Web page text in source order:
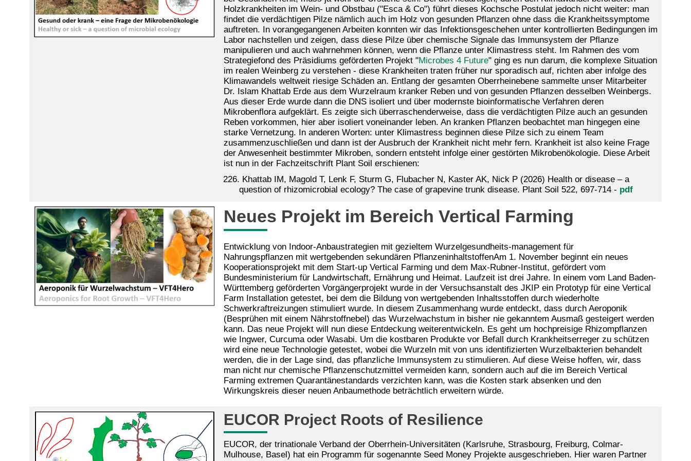
Holzkrankheiten im Wein- und Obstbau ("Esca & Co") führt dieses Kochsche Postulat jedoch nicht weiter: man
findet die verdächtigen Pilze nämlich auch im Holz von gesunden Pflanzen ohne dass die Krankheitssymptome
auftreten. In vorangegangenen Arbeiten konnten wir das Infektionsgeschehen unter kontrollierten Bedingungen im
Labor nachstellen und zeigen, dass diese Pilze über chemische Signale das Immunsystem der Pflanze
manipulieren und auch wahrnehmen können, wenn die Pflanze unter Klimastress steht. Im Rahmen des vom
Strategiefond des Präsidiums geförderten Projekt "Microbes 4 Future" ging es nun darum, die komplexe Situation
im realen Weinberg zu verstehen - diese Krankheiten traten früher nur sporadisch auf, richten aber infolge des
Klimawandels weltweit riesige Schäden an. Entlang der gesamten Oberrheinebene sammelte unser Mitarbeiter
Dr. Islam Khattab Erde aus dem Wurzelraum kranker Reben und von gesunden Pflanzen desselben Weinbergs.
Aus dieser Erde wurde dann die DNS isoliert und über modernste bioinformatische Verfahren deren
Mikrobenflora aufgeklärt. Es zeigte sich überraschenderweise, dass die verdächtigten Pilze auch an gesunden
Reben vorkommen, hier aber isoliert voneinander leben. An kranken Pflanzen beobachtet man hingegen eine
starke Vernetzung. In anderen Worten: unter Klimastress beginnen diese Pilze sich zu einem Team
zusammenzuschließen und dann ist der Ausbruch der Krankheit nicht mehr fern. Krankheit ist also keine Frage
der Anwesenheit bestimmter Mikroben, sondern entsteht infolge einer gestörten Mikrobenökologie. Diese Arbeit
ist nun in der Fachzeitschrift Plant Soil erschienen:
226. Khattab IM, Magold T, Lenk F, Sturm G, Flubacher N, Kaster AK, Nick P (2026) Health or disease – a
question of rhizomicrobial ecology? The case of grapevine trunk disease. Plant Soil 522, 697-714- pdf
Neues Projekt im Bereich Vertical Farming
Entwicklung von Indoor-Anbaustrategien mit gezieltem Wurzelgesundheits-management für
Nahrungspflanzen mit wertgebenden sekundären PflanzeninhaltstoffenAm 1. November beginnt ein neues
Kooperationsprojekt mit dem Start-up Vertical Farming und dem Max-Rubner-Institut, gefördert vom
Bundesministerium für Landwirtschaft, Ernährung und Heimat. Laufzeit ist drei Jahre. In einem vom Land Baden-
Württemberg geförderten Vorgängerprojekt wurde in der Versuchsanstalt des JKIP ein Prototyp für eine Vertical
Farm Installation getestet, bei dem die Bildung von wertgebenden Inhaltsstoffen durch wiederholte
Schwerkraftreizungen stimuliert wurde. In diesem Zusammenhang wurde entdeckt, dass durch Aeroponik
(Besprühen mit einem Nährstoffnebel) das Wurzelwachstum in bisher nie gekanntem Ausmaß gesteigert werden
kann. Das neue Projekt will nun diese Entdeckung weiterentwickeln. Es geht um hochpreisige Rhizompflanzen
wie Ingwer, Curcuma oder Wasabi. Um die kostbaren Produkte vor Befall durch Krankheitserreger zu schützen
wird eine neue Technologie getestet, wobei die Wurzeln mit von uns identifizierten Wurzelbakterien behandelt
werden, die in der Lage sind, das pflanzliche Immunsystem zu stimulieren. Auf diese Weise hoffen, wir, dass
man nicht nur chemische Pflanzenschutzmittel vermeiden kann, sondern auch auf die im Bereich Vertical
Farming extremen Quarantänestandards verzichten kann, was die Kosten stark absenken und den
Wirkungskreis dieser neuen Anbaumethode beträchtlich erweitern würde.
EUCOR Project Roots of Resilience
EUCOR, der trinationale Verband der Oberrhein-Universitäten (Karlsruhe, Strasbourg, Freiburg, Colmar-
Mulhouse, Basel) hat ein Programm für sogenannte Seed Money Projekte ausgeschrieben. Hier waren Partner